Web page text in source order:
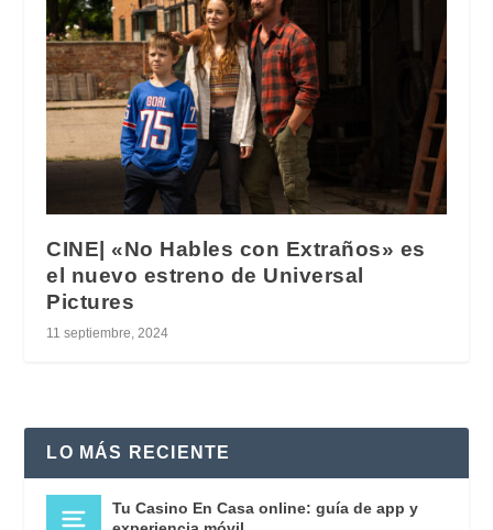
CINE| «No Hables con Extraños» es
el nuevo estreno de Universal
Pictures
11 septiembre, 2024
LO MÁS RECIENTE
Tu Casino En Casa online: guía de app y